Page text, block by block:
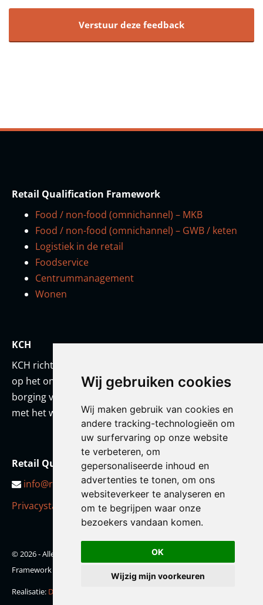
Wij gebruiken cookies
Wij maken gebruik van cookies en
andere tracking-technologieën om
uw surfervaring op onze website
te verbeteren, om
gepersonaliseerde inhoud en
advertenties te tonen, om ons
websiteverkeer te analyseren en
om te begrijpen waar onze
bezoekers vandaan komen.
OK
Wijzig mijn voorkeuren
Retail Qualification Framework
Food / non-food (omnichannel) – MKB
Food / non-food (omnichannel) – GWB / keten
Logistiek in de retail
Foodservice
Centrummanagement
Wonen
KCH
KCH richt zich met een team van onderwijskundigen
op het ontwikkelen van prestatiestandaarden en
borging van kwaliteit. KCH werkt altijd in co-creatie
met het werkveld en/of met haar opdrachtgever.
Retail Qualification Framework
info@retailqf.nl
Privacystatement
© 2026 - Alle rechten voorbehouden - Retail Qualification
Framework
Realisatie: Doelbewust Online Marketing